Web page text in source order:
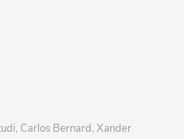
Carlos Bernard, Xander